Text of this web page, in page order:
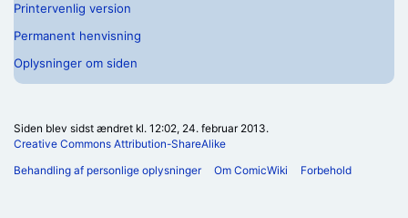
Printervenlig version
Permanent henvisning
Oplysninger om siden
Siden blev sidst ændret kl. 12:02, 24. februar 2013.
Creative Commons Attribution-ShareAlike
Behandling af personlige oplysninger
Om ComicWiki Forbehold